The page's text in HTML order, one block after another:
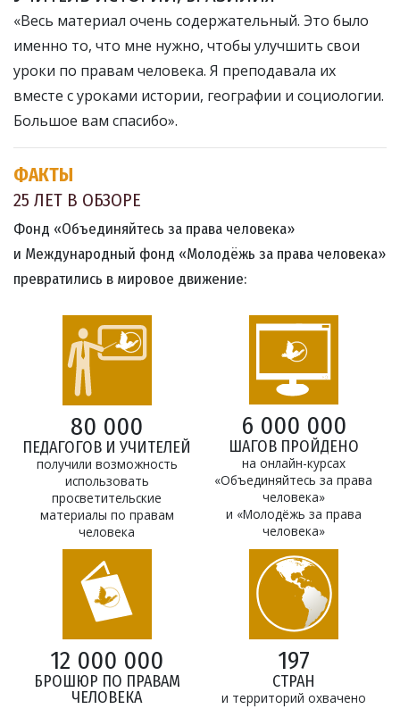
«Весь материал очень содержательный. Это было
именно то, что мне нужно, чтобы улучшить свои
уроки по правам человека. Я преподавала их
вместе с уроками истории, географии и социологии.
Большое вам спасибо».
ФАКТЫ
25 ЛЕТ В ОБЗОРЕ
Фонд «Объединяйтесь за права человека»
и Международный фонд «Молодёжь за права человека»
превратились в мировое движение:
80 000
ПЕДАГОГОВ И УЧИТЕЛЕЙ
получили возможность
использовать
просветительские
материалы по правам
человека
6 000 000
ШАГОВ ПРОЙДЕНО
на онлайн-курсах
«Объединяйтесь за права
человека»
и «Молодёжь за права
человека»
12 000 000
БРОШЮР ПО ПРАВАМ
ЧЕЛОВЕКА
197
СТРАН
и территорий охвачено